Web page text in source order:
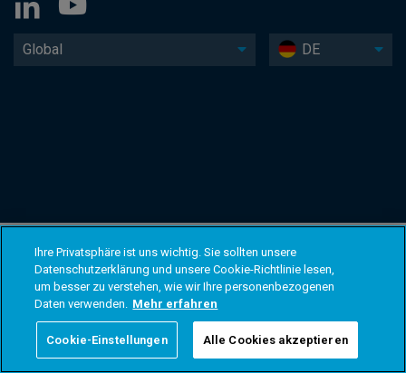
Global DE
Ihre Privatsphäre ist uns wichtig. Sie sollten unsere
Datenschutzerklärung und unsere Cookie-Richtlinie lesen,
um besser zu verstehen, wie wir Ihre personenbezogenen
Daten verwenden. Mehr erfahren
Cookie-Einstellungen Alle Cookies akzeptieren